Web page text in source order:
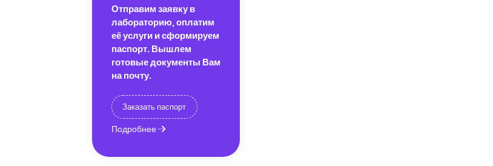
Отправим заявку в
лабораторию, оплатим
её услуги и сформируем
паспорт. Вышлем
готовые документы Вам
на почту.
Заказать паспорт
Подробнее